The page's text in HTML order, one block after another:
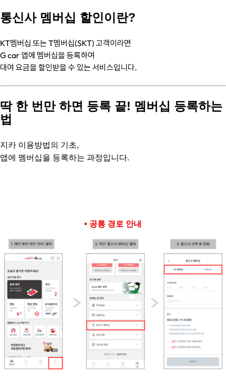
통신사 멤버십 할인이란?
KT멤버십 또는 T멤버십(SKT) 고객이라면
G car 앱에 멤버십을 등록하여
대여 요금을 할인받을 수 있는 서비스입니다.
딱 한 번만 하면 등록 끝! 멤버십 등록하는
법
지카 이용방법의 기초,
앱에 멤버십을 등록하는 과정입니다.
• 공통 경로 안내